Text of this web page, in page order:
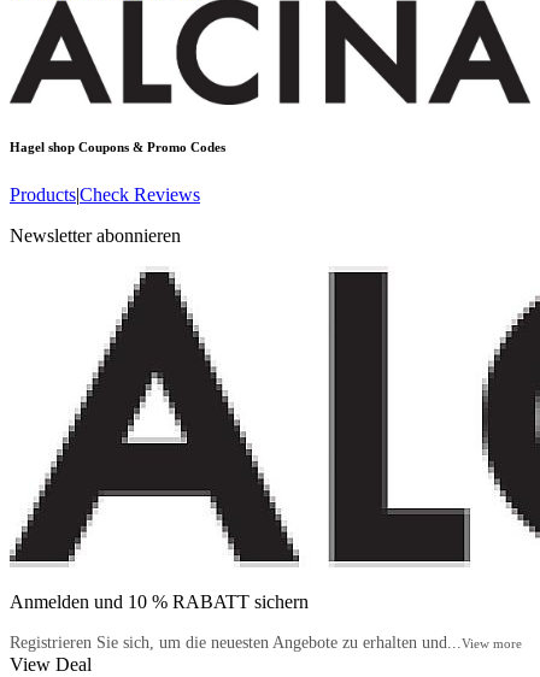
Hagel shop Coupons & Promo Codes
Products|Check Reviews
Newsletter abonnieren
Anmelden und 10 % RABATT sichern
Registrieren Sie sich, um die neuesten Angebote zu erhalten und...View more
View Deal